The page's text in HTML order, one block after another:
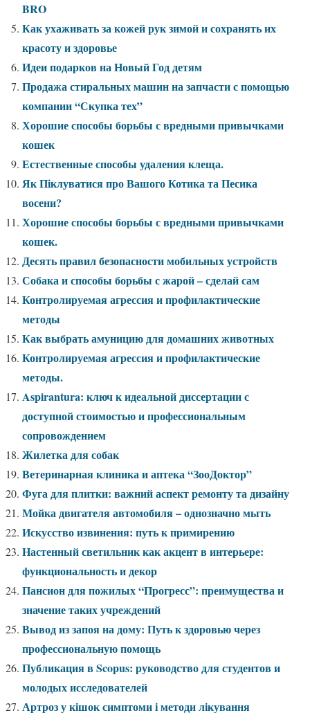
BRO
Как ухаживать за кожей рук зимой и сохранять их
красоту и здоровье
Идеи подарков на Новый Год детям
Продажа стиральных машин на запчасти с помощью
компании “Скупка тех”
Хорошие способы борьбы с вредными привычками
кошек
Естественные способы удаления клеща.
Як Піклуватися про Вашого Котика та Песика
восени?
Хорошие способы борьбы с вредными привычками
кошек.
Десять правил безопасности мобильных устройств
Собака и способы борьбы с жарой – сделай сам
Контролируемая агрессия и профилактические
методы
Как выбрать амуницию для домашних животных
Контролируемая агрессия и профилактические
методы.
Aspirantura: ключ к идеальной диссертации с
доступной стоимостью и профессиональным
сопровождением
Жилетка для собак
Ветеринарная клиника и аптека “ЗооДоктор”
Фуга для плитки: важний аспект ремонту та дизайну
Мойка двигателя автомобиля – однозначно мыть
Искусство извинения: путь к примирению
Настенный светильник как акцент в интерьере:
функциональность и декор
Пансион для пожилых “Прогресс”: преимущества и
значение таких учреждений
Вывод из запоя на дому: Путь к здоровью через
профессиональную помощь
Публикация в Scopus: руководство для студентов и
молодых исследователей
Артроз у кішок симптоми і методи лікування